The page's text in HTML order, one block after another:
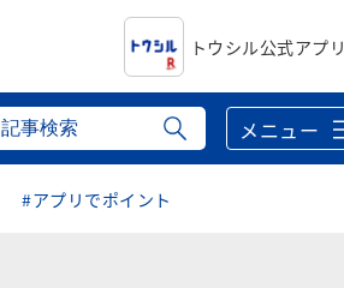
トウシル公式アプリ
メニュー
#アプリでポイント